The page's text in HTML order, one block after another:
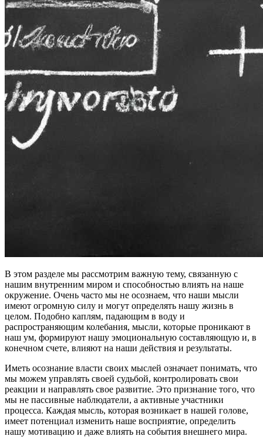
В этом разделе мы рассмотрим важную тему, связанную с
нашим внутренним миром и способностью влиять на наше
окружение. Очень часто мы не осознаем, что наши мысли
имеют огромную силу и могут определять нашу жизнь в
целом. Подобно каплям, падающим в воду и
распространяющим колебания, мысли, которые проникают в
наш ум, формируют нашу эмоциональную составляющую и, в
конечном счете, влияют на наши действия и результаты.
Иметь осознание власти своих мыслей означает понимать, что
мы можем управлять своей судьбой, контролировать свои
реакции и направлять свое развитие. Это признание того, что
мы не пассивные наблюдатели, а активные участники
процесса. Каждая мысль, которая возникает в нашей голове,
имеет потенциал изменить наше восприятие, определить
нашу мотивацию и даже влиять на события внешнего мира.